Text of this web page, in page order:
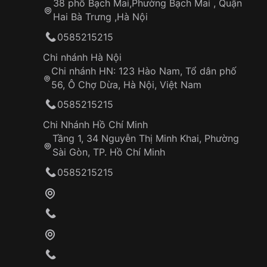
Đường kính mặt:42mm
Phù hợp cổ tay nam
Thiết kế nhiều tầng tạo chiều sâu nhưng
🔹Thông số kỹ thuật
Thương hiệu:
Bộ sưu tập:Signature
Mã sản phẩm:13703-SVBDBK-3
Giới tính: Nam
Chức năng:
38 phố Bạch Mai,Phường Bạch Mai , Quận
Hai Bà Trưng ,Hà Nội
0585215215
Chi nhánh Hà Nội
Chi nhánh HN: 123 Hào Nam, Tổ dân phố
56, Ô Chợ Dừa, Hà Nội, Việt Nam
0585215215
Chi Nhánh Hồ Chí Minh
Tầng 1, 34 Nguyễn Thị Minh Khai, Phường
Sài Gòn, TP. Hồ Chí Minh
0585215215